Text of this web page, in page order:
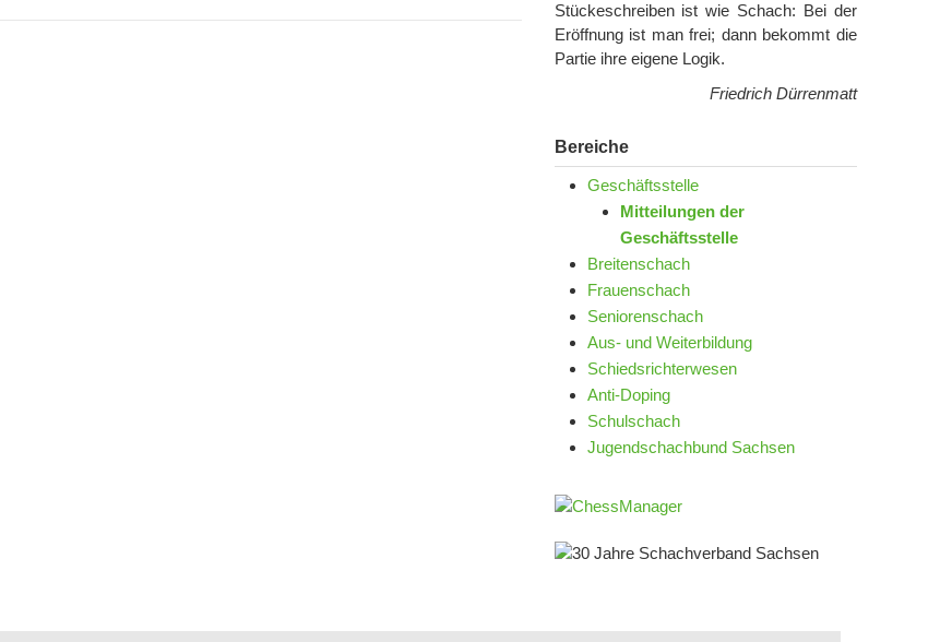
Stückeschreiben ist wie Schach: Bei der
Eröffnung ist man frei; dann bekommt die
Partie ihre eigene Logik.
Friedrich Dürrenmatt
Bereiche
Geschäftsstelle
Mitteilungen der
Geschäftsstelle
Breitenschach
Frauenschach
Seniorenschach
Aus- und Weiterbildung
Schiedsrichterwesen
Anti-Doping
Schulschach
Jugendschachbund Sachsen